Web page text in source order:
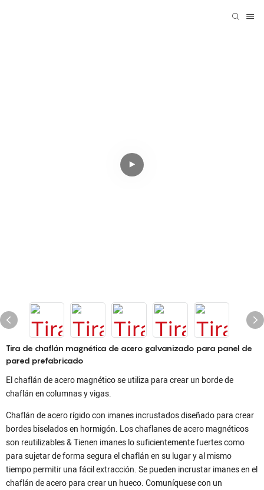
Tira de chaflán magnética de acero galvanizado para panel de
pared prefabricado
El chaflán de acero magnético se utiliza para crear un borde de
chaflán en columnas y vigas.
Chaflán de acero rígido con imanes incrustados diseñado para crear
bordes biselados en hormigón. Los chaflanes de acero magnéticos
son reutilizables & Tienen imanes lo suficientemente fuertes como
para sujetar de forma segura el chaflán en su lugar y al mismo
tiempo permitir una fácil extracción. Se pueden incrustar imanes en el
chaflán de acero para crear un hueco. Comuníquese con un